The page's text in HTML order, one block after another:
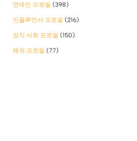
연예인 프로필 (398)
인플루언서 프로필 (216)
정치 사회 프로필 (150)
해외 프로필 (77)